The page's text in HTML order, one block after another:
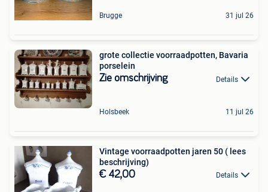
Brugge 31 jul 26
grote collectie voorraadpotten, Bavaria
porselein
Zie omschrijving Details
Holsbeek 11 jul 26
Vintage voorraadpotten jaren 50 ( lees
beschrijving)
€ 42,00 Details